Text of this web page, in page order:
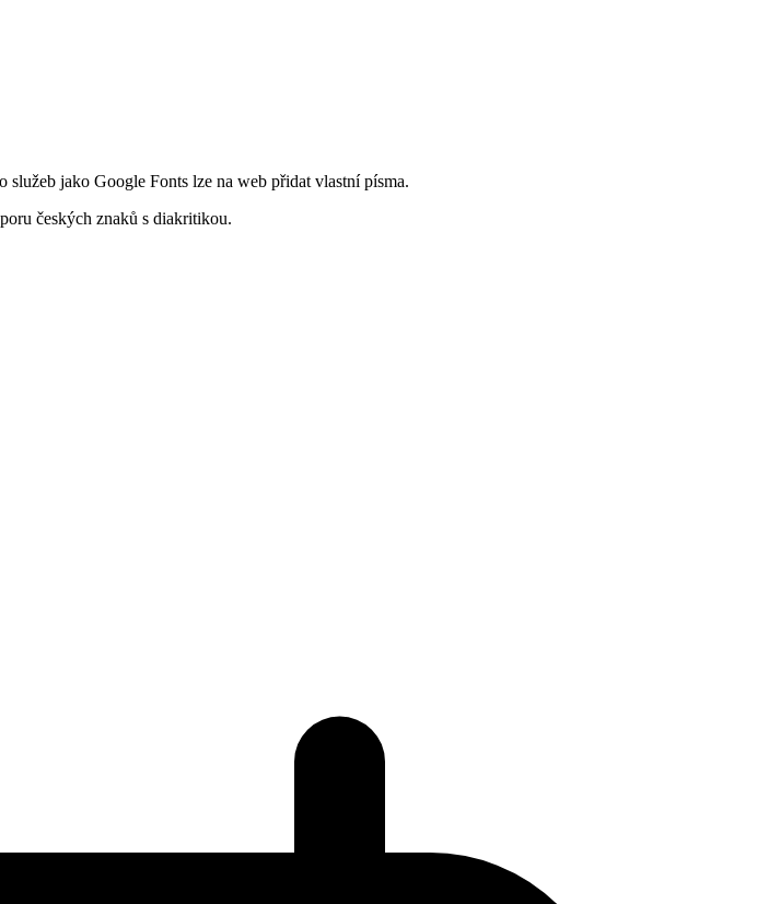
služeb jako Google Fonts lze na web přidat vlastní písma.
českých znaků s diakritikou.